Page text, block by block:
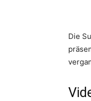
Die